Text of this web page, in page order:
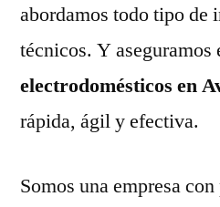
abordamos todo tipo de
técnicos. Y aseguramos
electrodomésticos en
rápida, ágil y efectiva.
Somos una empresa